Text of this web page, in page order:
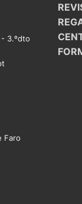
3.ºdto
Faro